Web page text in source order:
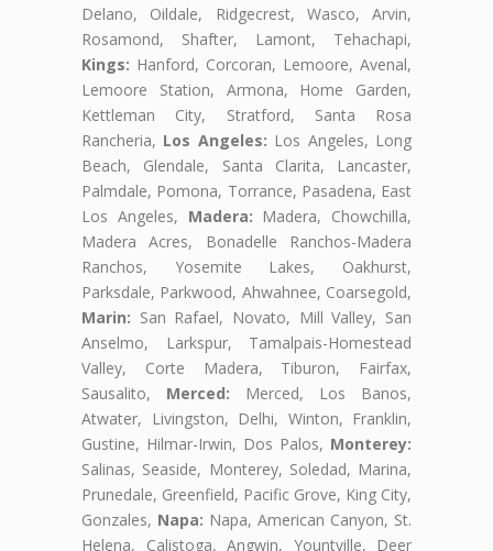
Delano, Oildale, Ridgecrest, Wasco, Arvin,
Rosamond, Shafter, Lamont, Tehachapi,
Kings: Hanford, Corcoran, Lemoore, Avenal,
Lemoore Station, Armona, Home Garden,
Kettleman City, Stratford, Santa Rosa
Rancheria, Los Angeles: Los Angeles, Long
Beach, Glendale, Santa Clarita, Lancaster,
Palmdale, Pomona, Torrance, Pasadena, East
Los Angeles, Madera: Madera, Chowchilla,
Madera Acres, Bonadelle Ranchos-Madera
Ranchos, Yosemite Lakes, Oakhurst,
Parksdale, Parkwood, Ahwahnee, Coarsegold,
Marin: San Rafael, Novato, Mill Valley, San
Anselmo, Larkspur, Tamalpais-Homestead
Valley, Corte Madera, Tiburon, Fairfax,
Sausalito, Merced: Merced, Los Banos,
Atwater, Livingston, Delhi, Winton, Franklin,
Gustine, Hilmar-Irwin, Dos Palos, Monterey:
Salinas, Seaside, Monterey, Soledad, Marina,
Prunedale, Greenfield, Pacific Grove, King City,
Gonzales, Napa: Napa, American Canyon, St.
Helena, Calistoga, Angwin, Yountville, Deer